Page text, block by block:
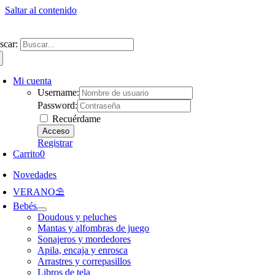
Saltar al contenido
Mi cuenta
Username:
Password:
Recuérdame
Registrar
Carrito0
Novedades
VERANO⛱️​
Bebés
Doudous y peluches
Mantas y alfombras de juego
Sonajeros y mordedores
Apila, encaja y enrosca
Arrastres y correpasillos
Libros de tela